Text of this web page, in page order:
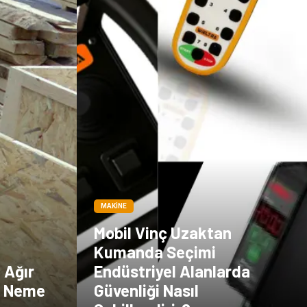
MAKINE
Mobil Vinç Uzaktan
Kumanda Seçimi
Endüstriyel Alanlarda
Güvenliği Nasıl